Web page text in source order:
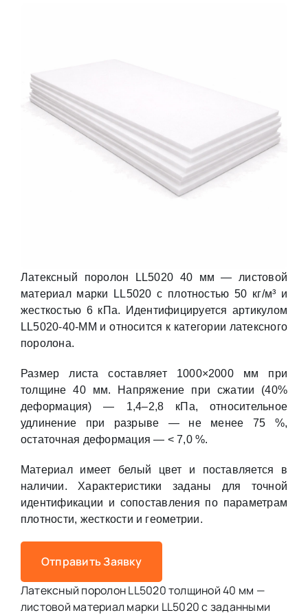
Латексный поролон LL5020 40 мм — листовой
материал марки LL5020 с плотностью 50 кг/м³ и
жесткостью 6 кПа. Идентифицируется артикулом
LL5020-40-MM и относится к категории латексного
поролона.
Размер листа составляет 1000×2000 мм при
толщине 40 мм. Напряжение при сжатии (40%
деформация) — 1,4–2,8 кПа, относительное
удлинение при разрыве — не менее 75 %,
остаточная деформация — < 7,0 %.
Материал имеет белый цвет и поставляется в
наличии. Характеристики заданы для точной
идентификации и сопоставления по параметрам
плотности, жесткости и геометрии.
Отправить Заявку
Латексный поролон LL5020 толщиной 40 мм —
листовой материал марки LL5020 с заданными